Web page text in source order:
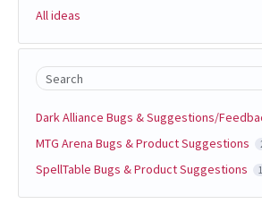
All ideas
Search
Dark Alliance Bugs & Suggestions/
MTG Arena Bugs & Product Suggestions
SpellTable Bugs & Product Suggestions